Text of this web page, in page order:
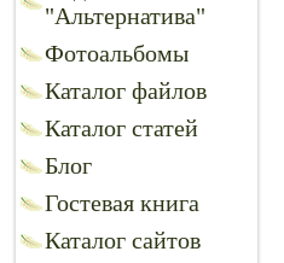
"Альтернатива"
Фотоальбомы
Каталог файлов
Каталог статей
Блог
Гостевая книга
Каталог сайтов